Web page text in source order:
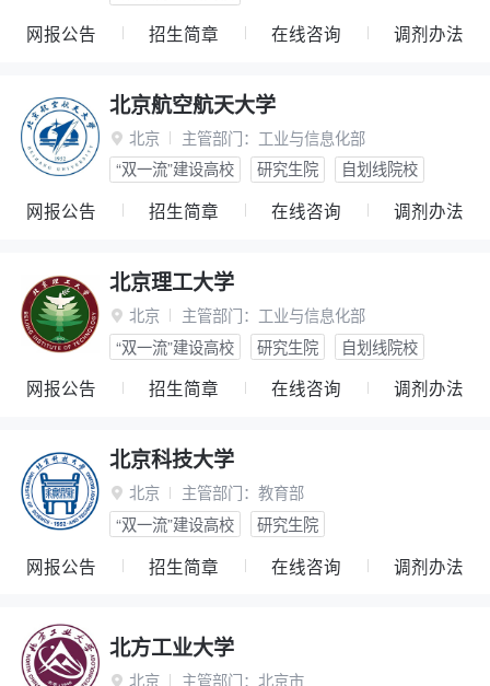
网报公告 招生简章 在线咨询 调剂办法
北京航空航天大学
 北京 主管部门： 工业与信息化部
“双一流”建设高校
研究生院 自划线院校
网报公告 招生简章 在线咨询 调剂办法
北京理工大学
 北京 主管部门： 工业与信息化部
“双一流”建设高校
研究生院 自划线院校
网报公告 招生简章 在线咨询 调剂办法
北京科技大学
 北京 主管部门： 教育部
“双一流”建设高校
研究生院
网报公告 招生简章 在线咨询 调剂办法
北方工业大学
 北京 主管部门： 北京市